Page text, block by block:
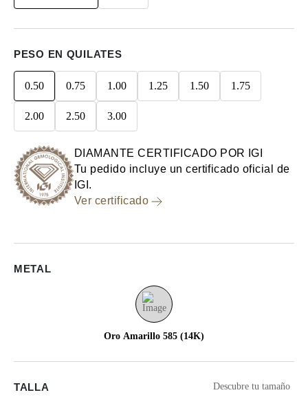
PESO EN QUILATES
0.50 0.75 1.00 1.25 1.50 1.75
2.00 2.50 3.00
DIAMANTE CERTIFICADO POR IGI
Tu pedido incluye un certificado oficial de
IGI.
Ver certificado
METAL
Oro Amarillo 585 (14K)
TALLA Descubre tu tamaño